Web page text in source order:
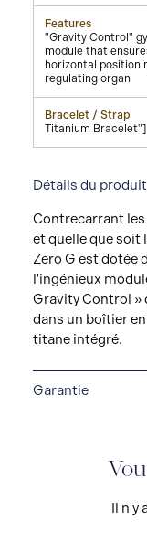
Features
"Gravity Control"
module that
horizontal
regulating organ
Bracelet / Strap
Titanium Bracelet"]
Détails du produit
Contrecarrant
et quelle que soit
Zero G est dotée
l'ingénieux
Gravity Control »
dans un boîtier
titane intégré.
Garantie
Avant de quitter
qualité et deIl n'y